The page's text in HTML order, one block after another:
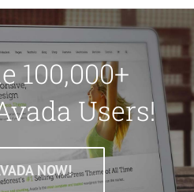
100,000+
Users!
NOW!